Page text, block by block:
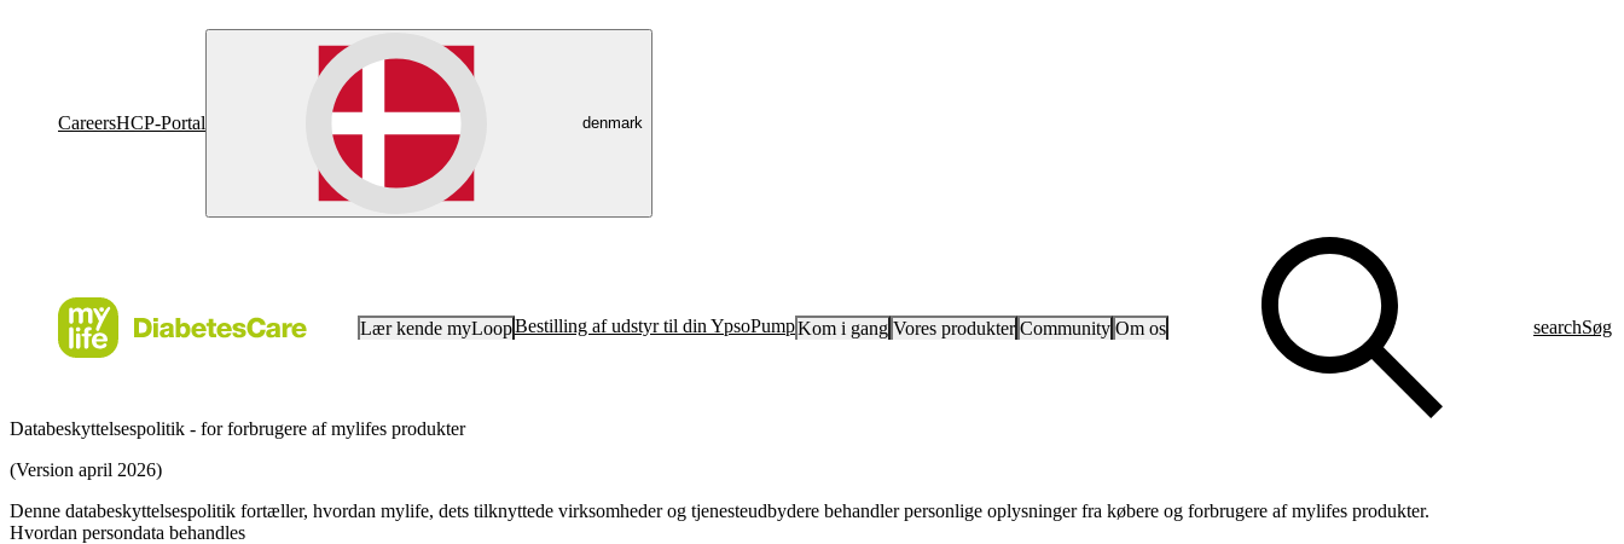
CareersHCP-Portal denmark
Lær kende myLoopBestilling af udstyr til din YpsoPumpKom i gang Vores produkter Community Om os searchSøg
Databeskyttelsespolitik - for forbrugere af mylifes produkter
(Version april 2026)
Denne databeskyttelsespolitik fortæller, hvordan mylife, dets tilknyttede virksomheder og tjenesteudbydere behandler personlige oplysninger fra købere og forbrugere af mylifes produkter.
Hvordan persondata behandles